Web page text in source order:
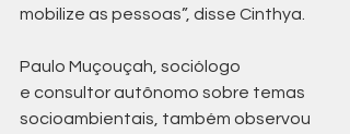
mobilize as pessoas”, disse Cinthya.
Paulo Muçouçah, sociólogo
e consultor autônomo sobre temas
socioambientais, também observou